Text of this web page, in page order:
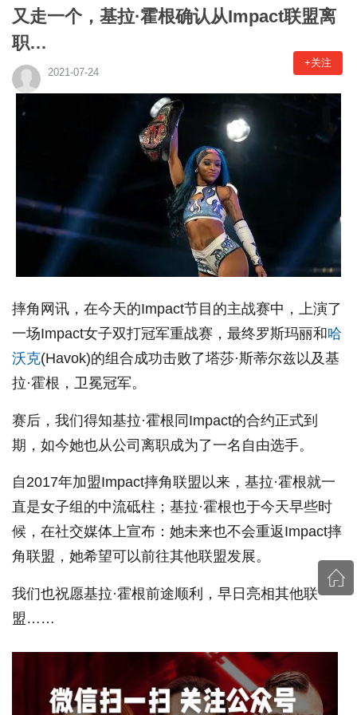
又走一个，基拉·霍根确认从Impact联盟离
职…
2021-07-24
+关注
摔角网讯，在今天的Impact节目的主战赛中，上演了
一场Impact女子双打冠军重战赛，最终罗斯玛丽和哈
沃克(Havok)的组合成功击败了塔莎·斯蒂尔兹以及基
拉·霍根，卫冕冠军。
赛后，我们得知基拉·霍根同Impact的合约正式到
期，如今她也从公司离职成为了一名自由选手。
自2017年加盟Impact摔角联盟以来，基拉·霍根就一
直是女子组的中流砥柱；基拉·霍根也于今天早些时
候，在社交媒体上宣布：她未来也不会重返Impact摔
角联盟，她希望可以前往其他联盟发展。
我们也祝愿基拉·霍根前途顺利，早日亮相其他联
盟……